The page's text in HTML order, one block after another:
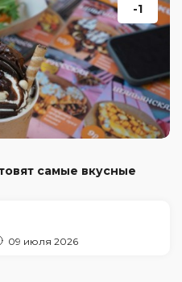
-1
самые вкусные
09 июля 2026